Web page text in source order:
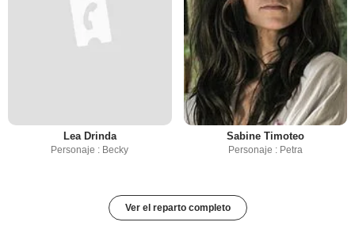
Lea Drinda
Personaje : Becky
Sabine Timoteo
Personaje : Petra
Ver el reparto completo